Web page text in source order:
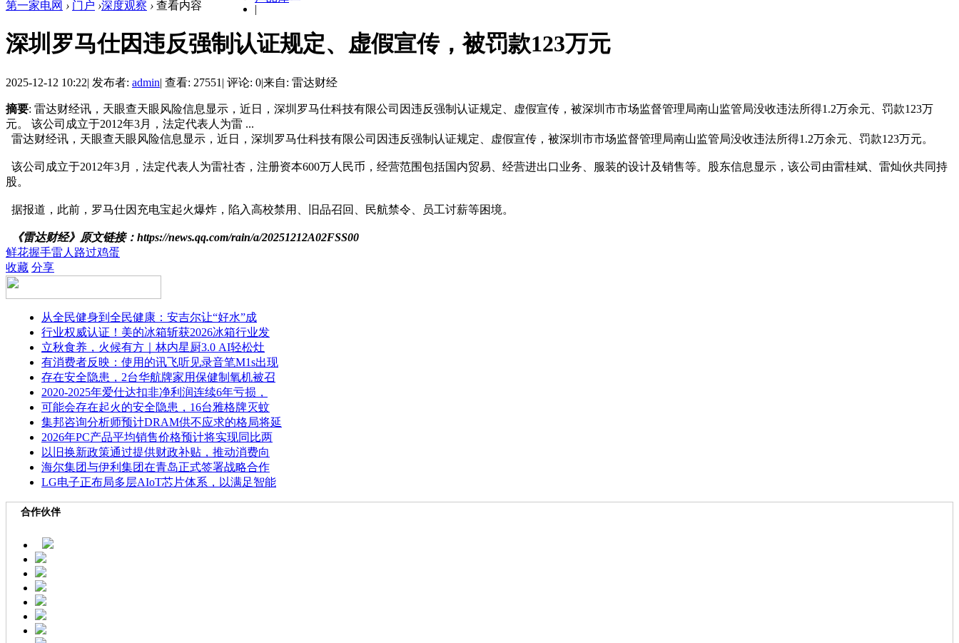
|
第一家电网 › 门户 ›深度观察 › 查看内容
深圳罗马仕因违反强制认证规定、虚假宣传，被罚款123万元
2025-12-12 10:22| 发布者: admin| 查看: 27551 | 评论: 0|来自: 雷达财经
摘要: 雷达财经讯，天眼查天眼风险信息显示，近日，深圳罗马仕科技有限公司因违反强制认证规定、虚假宣传，被深圳市市场监督管理局南山监管局没收违法所得1.2万余元、罚款123万
元。 该公司成立于2012年3月，法定代表人为雷 ...
雷达财经讯，天眼查天眼风险信息显示，近日，深圳罗马仕科技有限公司因违反强制认证规定、虚假宣传，被深圳市市场监督管理局南山监管局没收违法所得1.2万余元、罚款123万元。
该公司成立于2012年3月，法定代表人为雷社杏，注册资本600万人民币，经营范围包括国内贸易、经营进出口业务、服装的设计及销售等。股东信息显示，该公司由雷桂斌、雷灿伙共同持
股。
据报道，此前，罗马仕因充电宝起火爆炸，陷入高校禁用、旧品召回、民航禁令、员工讨薪等困境。
《雷达财经》原文链接：https://news.qq.com/rain/a/20251212A02FSS00
鲜花握手雷人 路过鸡蛋
收藏 分享
从全民健身到全民健康：安吉尔让“好水”成
行业权威认证！美的冰箱斩获2026冰箱行业发
立秋食养，火候有方｜林内星厨3.0 AI轻松灶
有消费者反映：使用的讯飞听见录音笔M1s出现
存在安全隐患，2台华航牌家用保健制氧机被召
2020-2025年爱仕达扣非净利润连续6年亏损，
可能会存在起火的安全隐患，16台雅格牌灭蚊
集邦咨询分析师预计DRAM供不应求的格局将延
2026年PC产品平均销售价格预计将实现同比两
以旧换新政策通过提供财政补贴，推动消费向
海尔集团与伊利集团在青岛正式签署战略合作
LG电子正布局多层AIoT芯片体系，以满足智能
合作伙伴